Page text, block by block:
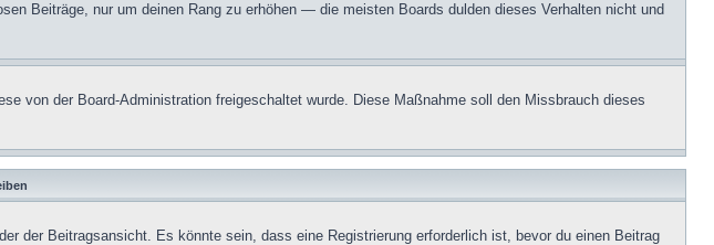
Beiträge, nur um deinen Rang zu erhöhen — die meisten Boards dulden dieses Verhalten nicht und
von der Board-Administration freigeschaltet wurde. Diese Maßnahme soll den Missbrauch dieses
der Beitragsansicht. Es könnte sein, dass eine Registrierung erforderlich ist, bevor du einen Beitrag